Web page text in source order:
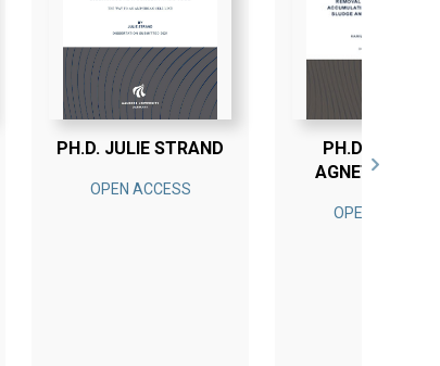
PH.D. JULIE STRAND
OPEN ACCESS
PH.D.
AGNETHE
OPEN ACCESS